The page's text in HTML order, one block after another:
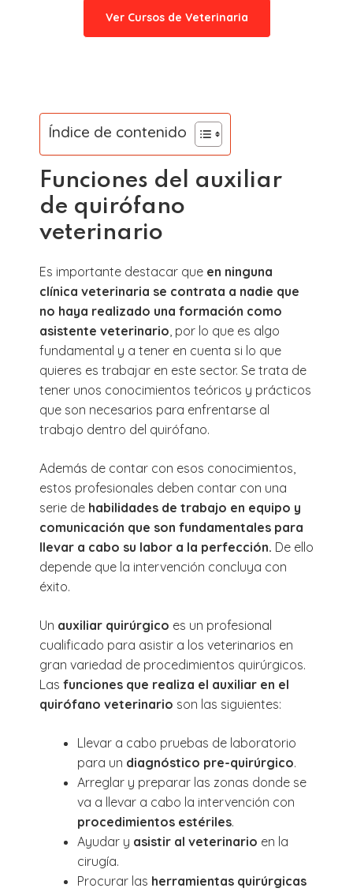
Ver Cursos de Veterinaria
Índice de contenido
Funciones del auxiliar
de quirófano
veterinario
Es importante destacar que en ninguna
clínica veterinaria se contrata a nadie que
no haya realizado una formación como
asistente veterinario , por lo que es algo
fundamental y a tener en cuenta si lo que
quieres es trabajar en este sector. Se trata de
tener unos conocimientos teóricos y prácticos
que son necesarios para enfrentarse al
trabajo dentro del quirófano.
Además de contar con esos conocimientos,
estos profesionales deben contar con una
serie de habilidades de trabajo en equipo y
comunicación que son fundamentales para
llevar a cabo su labor a la perfección. De ello
depende que la intervención concluya con
éxito.
Un auxiliar quirúrgico es un profesional
cualificado para asistir a los veterinarios en
gran variedad de procedimientos quirúrgicos.
Las funciones que realiza el auxiliar en el
quirófano veterinario son las siguientes:
Llevar a cabo pruebas de laboratorio
para un diagnóstico pre-quirúrgico.
Arreglar y preparar las zonas donde se
va a llevar a cabo la intervención con
procedimientos estériles.
Ayudar y asistir al veterinario en la
cirugía.
Procurar las herramientas quirúrgicas